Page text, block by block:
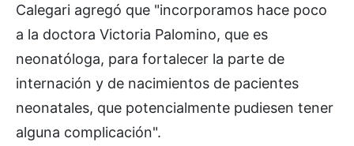
Calegari agregó que "incorporamos hace poco
a la doctora Victoria Palomino, que es
neonatóloga, para fortalecer la parte de
internación y de nacimientos de pacientes
neonatales, que potencialmente pudiesen tener
alguna complicación".